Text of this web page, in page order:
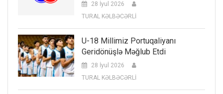
28 İyul 2026
TURAL KƏLBƏCƏRLİ
U-18 Millimiz Portuqaliyanı
Geridönüşlə Məğlub Etdi
28 İyul 2026
TURAL KƏLBƏCƏRLİ